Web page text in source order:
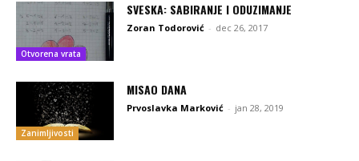
Otvorena vrata
SVESKA: SABIRANJE I ODUZIMANJE
Zoran Todorović - dec 26, 2017
Zanimljivosti
MISAO DANA
Prvoslavka Marković - jan 28, 2019